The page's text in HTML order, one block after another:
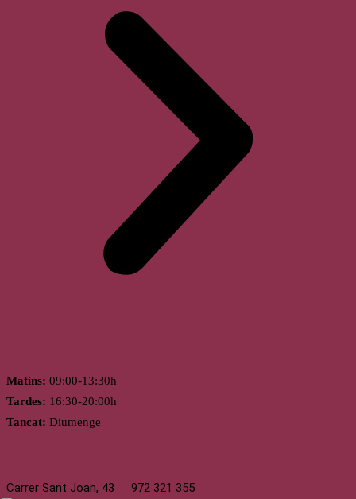
Matins: 09:00-13:30h
Tardes: 16:30-20:00h
Tancat: Diumenge
Carrer Sant Joan, 43 972 321 355